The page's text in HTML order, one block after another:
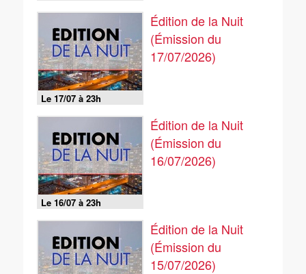
Le 17/07 à 23h
Édition de la Nuit
(Émission du
17/07/2026)
Le 16/07 à 23h
Édition de la Nuit
(Émission du
16/07/2026)
Édition de la Nuit
(Émission du
15/07/2026)